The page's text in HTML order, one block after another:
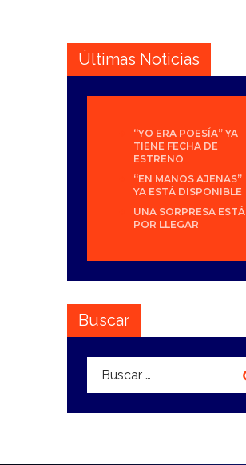
Últimas Noticias
“YO ERA POESÍA” YA
TIENE FECHA DE
ESTRENO
“EN MANOS AJENAS”
YA ESTÁ DISPONIBLE
UNA SORPRESA ESTÁ
POR LLEGAR
Buscar
Buscar: